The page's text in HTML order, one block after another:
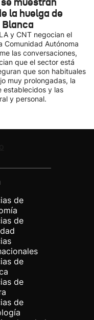
la huelga de
y CNT negocian el
Comunidad Autónoma
las conversaciones,
que el sector está
que son habituales
muy prolongadas, la
establecidos y las
y personal.
de
de
de
de
de